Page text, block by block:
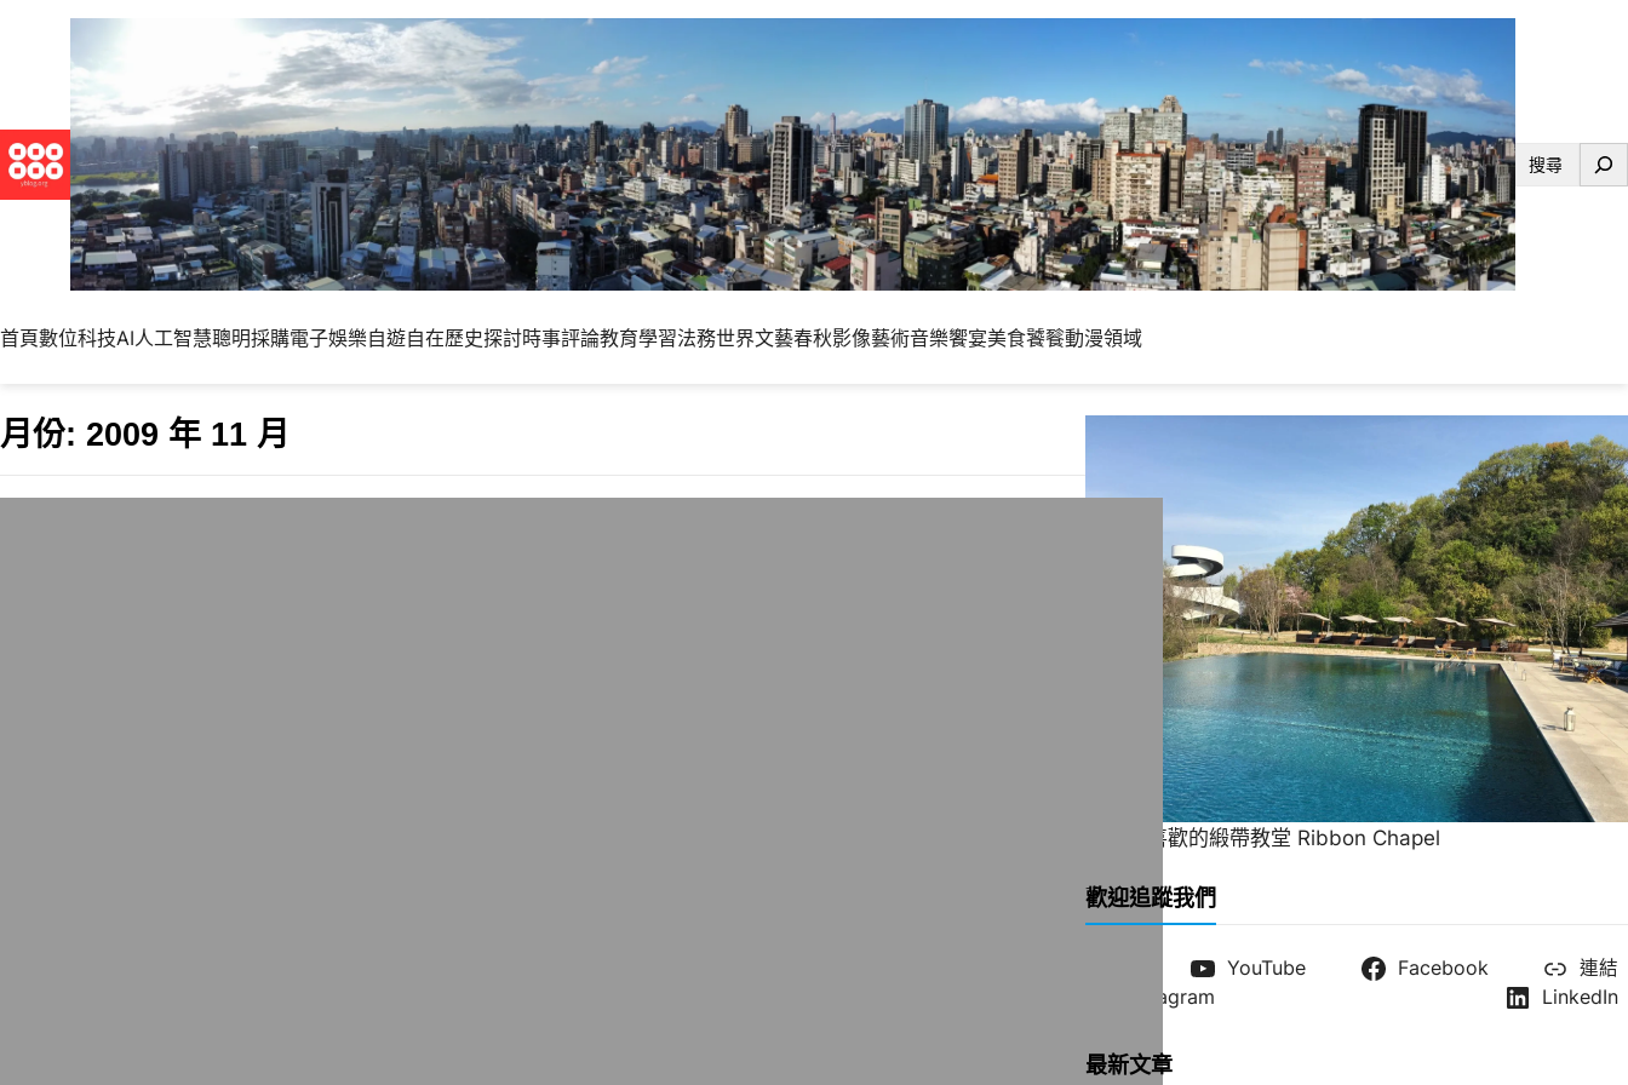
搜
首頁數位科技AI人工智慧聰明採購電子娛樂自遊自在歷史探討時事評論教育學習法務世界文藝春秋影像藝術音樂饗宴美食饕餮動漫領域
月份: 2009 年 11 月
一直很喜歡的緞帶教堂 Ribbon Chapel
歡迎追蹤我們
YouTube Facebook
連結
Instagram
LinkedIn
最新文章